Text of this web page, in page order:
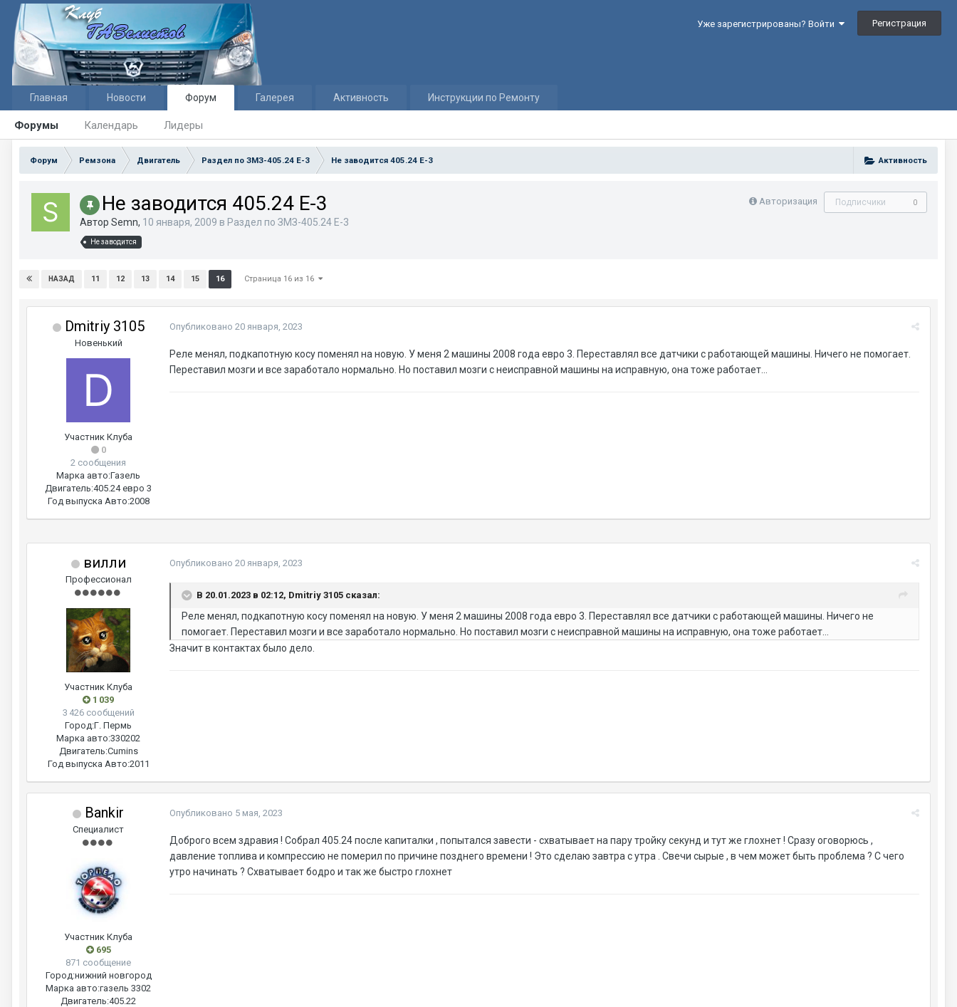
Уже зарегистрированы? Войти Регистрация
Главная Новости Форум
Форумы Календарь Лидеры
Галерея Активность Инструкции по Ремонту
Активность
Форум Ремзона Двигатель Раздел по ЗМЗ-405.24 E-3 Не заводится 405.24 Е-3
Авторизация Подписчики 0
Не заводится 405.24 Е-3
Автор Semn, 10 января, 2009 в Раздел по ЗМЗ-405.24 E-3
Не заводится
НАЗАД 11 12 13 14 15 16 Страница 16 из 16
Dmitriy 3105
Новенький
Участник Клуба
0
2 сообщения
Марка авто:Газель
Двигатель:405.24 евро 3
Год выпуска Авто:2008
Опубликовано 20 января, 2023
Реле менял, подкапотную косу поменял на новую. У меня 2 машины 2008 года евро 3. Переставлял все датчики с работающей машины. Ничего не помогает.
Переставил мозги и все заработало нормально. Но поставил мозги с неисправной машины на исправную, она тоже работает…
вилли
Профессионал
Участник Клуба
1 039
3 426 сообщений
Город:Г. Пермь
Марка авто:330202
Двигатель:Cumins
Год выпуска Авто:2011
Опубликовано 20 января, 2023
В 20.01.2023 в 02:12, Dmitriy 3105 сказал:
Реле менял, подкапотную косу поменял на новую. У меня 2 машины 2008 года евро 3. Переставлял все датчики с работающей машины. Ничего не
помогает. Переставил мозги и все заработало нормально. Но поставил мозги с неисправной машины на исправную, она тоже работает…
Значит в контактах было дело.
Bankir
Специалист
Участник Клуба
695
871 сообщение
Город:нижний новгород
Марка авто:газель 3302
Двигатель:405.22
Опубликовано 5 мая, 2023
Доброго всем здравия ! Собрал 405.24 после капиталки , попытался завести - схватывает на пару тройку секунд и тут же глохнет ! Сразу оговорюсь ,
давление топлива и компрессию не померил по причине позднего времени ! Это сделаю завтра с утра . Свечи сырые , в чем может быть проблема ? С чего
утро начинать ? Схватывает бодро и так же быстро глохнет